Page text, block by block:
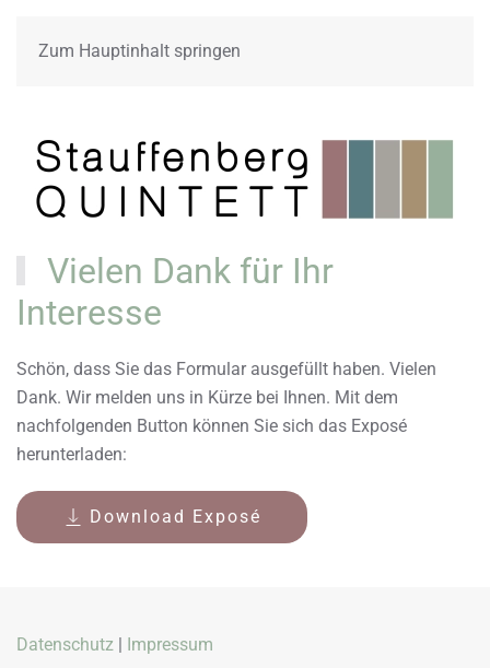
Zum Hauptinhalt springen
Vielen Dank für Ihr
Interesse
Schön, dass Sie das Formular ausgefüllt haben. Vielen
Dank. Wir melden uns in Kürze bei Ihnen. Mit dem
nachfolgenden Button können Sie sich das Exposé
herunterladen:
Download Exposé
Datenschutz | Impressum